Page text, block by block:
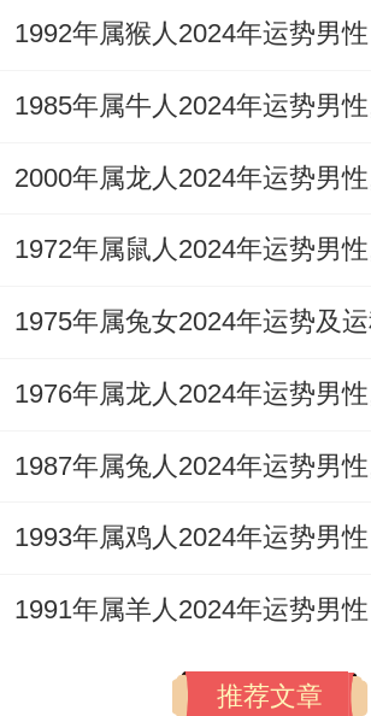
在正月促销季既保证了现金流
政服务的马姐，就是靠着灵活
痴迷数字货币的马哥~听了所
仓进场- 到头来正月末行情突
蓄投入适老化改造项目；
结合自身优点 的务实投资才是
推荐文章